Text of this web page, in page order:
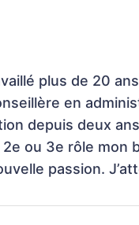
plus de 20
en
depuis deux
ou 3e rôle mon
passion.